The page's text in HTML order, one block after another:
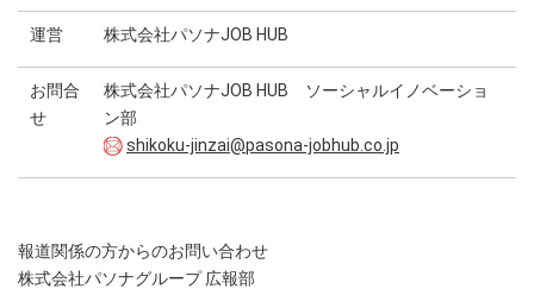
運営 株式会社パソナJOB HUB
お問合
せ
株式会社パソナJOB HUB ソーシャルイノベーショ
ン部
shikoku-jinzai@pasona-jobhub.co.jp
報道関係の方からのお問い合わせ
株式会社パソナグループ 広報部